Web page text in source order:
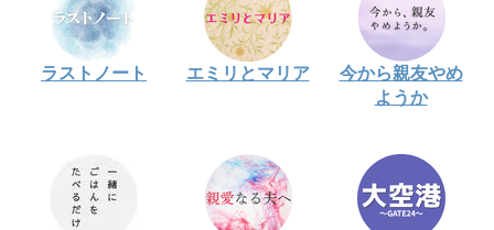
ラストノート エミリとマリア
今から親友やめ
ようか